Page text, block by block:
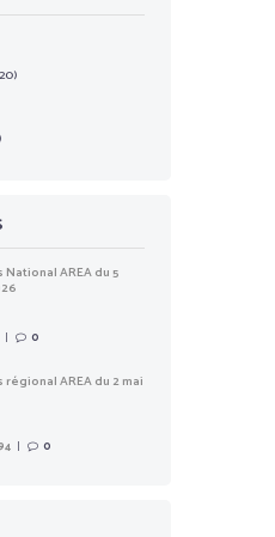
National AREA du 5
0
régional AREA du 2 mai
0